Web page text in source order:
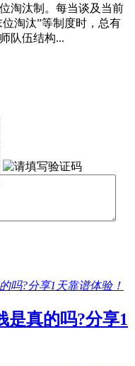
淘汰制。每当谈及当前
淘汰”等制度时，总有
队伍结构...
是真的吗?分享1